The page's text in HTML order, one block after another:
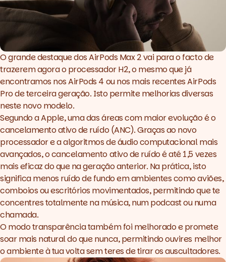
O grande destaque dos AirPods Max 2 vai para o facto de
trazerem agora o processador H2, o mesmo que já
encontramos nos AirPods 4 ou nos mais recentes AirPods
Pro de terceira geração. Isto permite melhorias diversas
neste novo modelo.
Segundo a Apple, uma das áreas com maior evolução é o
cancelamento ativo de ruído (ANC). Graças ao novo
processador e a algoritmos de áudio computacional mais
avançados, o cancelamento ativo de ruído é até 1,5 vezes
mais eficaz do que na geração anterior. Na prática, isto
significa menos ruído de fundo em ambientes como aviões,
comboios ou escritórios movimentados, permitindo que te
concentres totalmente na música, num podcast ou numa
chamada.
O modo transparência também foi melhorado e promete
soar mais natural do que nunca, permitindo ouvires melhor
o ambiente à tua volta sem teres de tirar os auscultadores.